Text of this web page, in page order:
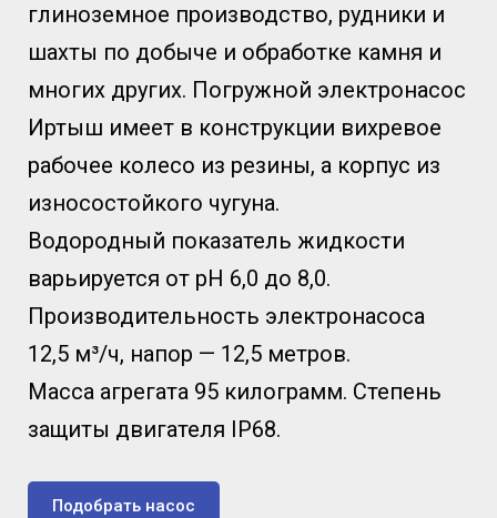
глиноземное производство, рудники и
шахты по добыче и обработке камня и
многих других. Погружной электронасос
Иртыш имеет в конструкции вихревое
рабочее колесо из резины, а корпус из
износостойкого чугуна.
Водородный показатель жидкости
варьируется от рН 6,0 до 8,0.
Производительность электронасоса
12,5 м³/ч, напор — 12,5 метров.
Масса агрегата 95 килограмм. Степень
защиты двигателя IP68.
Подобрать насос